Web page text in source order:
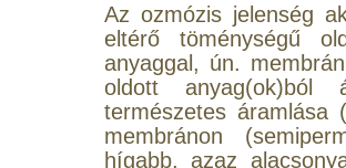
Az ozmózis jelenség
eltérő töménységű
anyaggal, ún.
oldott
természetes áramlása
membránon
hígabb, azaz